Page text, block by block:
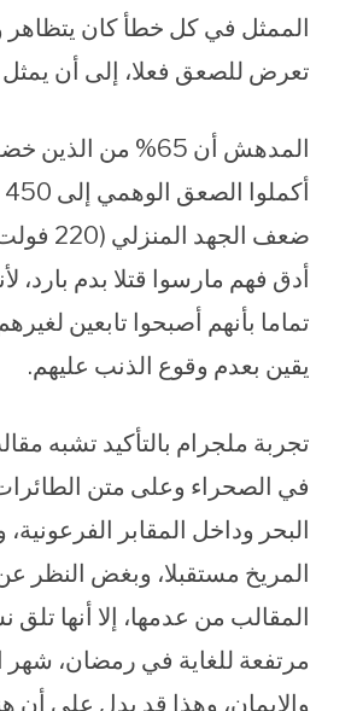
الممثل في كل خطأ كان يتظاهر
تعرض للصعق فعلا، إلى أن يمثل
المدهش أن 65% من
ضعف الجهد
أدق فهم مارسوا قتلا بدم بارد،
تماما بأنهم أصبحوا تابعين
يقين بعدم وقوع الذنب عليهم.
تجربة ملجرام بالتأكيد تشبه
في الصحراء وعلى متن
البحر وداخل المقابر
المريخ مستقبلا، وبغض النظر
المقالب من عدمها، إلا أنها
مرتفعة للغاية في رمضان، شهر
والإيمان، وهذا قد يدل على أن